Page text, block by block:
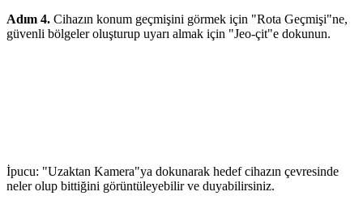
Adım 4. Cihazın konum geçmişini görmek için "Rota Geçmişi"ne,
güvenli bölgeler oluşturup uyarı almak için "Jeo-çit"e dokunun.
İpucu: "Uzaktan Kamera"ya dokunarak hedef cihazın çevresinde
neler olup bittiğini görüntüleyebilir ve duyabilirsiniz.